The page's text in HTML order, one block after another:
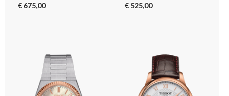
€ 675,00 € 525,00